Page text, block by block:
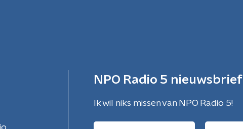
NPO Radio 5 nieuwsbrief
Ik wil niks missen van NPO Radio 5!